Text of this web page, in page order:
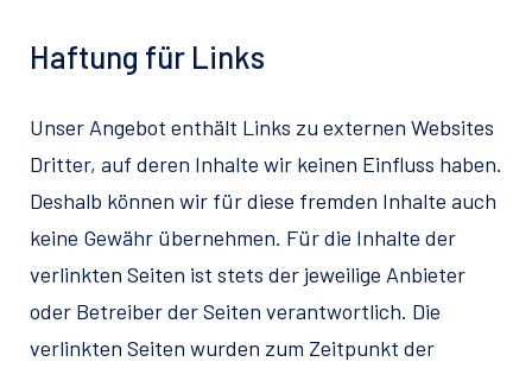
Haftung für Links
Unser Angebot enthält Links zu externen Websites
Dritter, auf deren Inhalte wir keinen Einfluss haben.
Deshalb können wir für diese fremden Inhalte auch
keine Gewähr übernehmen. Für die Inhalte der
verlinkten Seiten ist stets der jeweilige Anbieter
oder Betreiber der Seiten verantwortlich. Die
verlinkten Seiten wurden zum Zeitpunkt der